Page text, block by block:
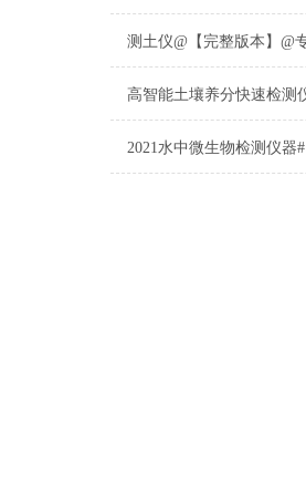
2021水中微生物检测仪器#